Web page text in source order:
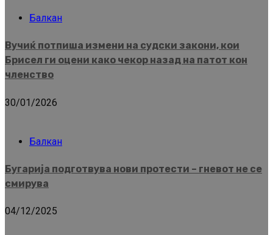
Балкан
Вучиќ потпиша измени на судски закони, кои
Брисел ги оцени како чекор назад на патот кон
членство
30/01/2026
Балкан
Бугарија подготвува нови протести – гневот не се
смирува
04/12/2025